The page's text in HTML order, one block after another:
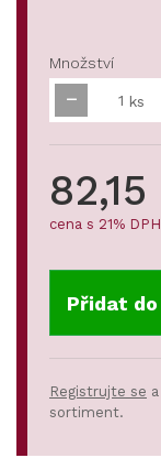
Množství
ks
cena s 21% DPH
Přidat
Registrujte se
sortiment.